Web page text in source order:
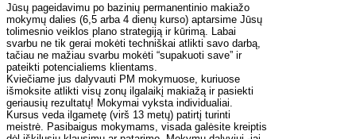
Jūsų pageidavimu po bazinių permanentinio makiažo
mokymų dalies (6,5 arba 4 dienų kurso) aptarsime Jūsų
tolimesnio veiklos plano strategiją ir kūrimą.
Labai
svarbu ne tik gerai mokėti techniškai atlikti savo darbą,
tačiau ne mažiau svarbu mokėti “supakuoti save” ir
pateikti potencialiems klientams.
Kviečiame jus dalyvauti PM mokymuose, kuriuose
išmoksite atlikti visų zonų ilgalaikį makiažą ir pasiekti
geriausių rezultatų! Mokymai vyksta individualiai.
Kursus veda ilgametę (virš 13 metų) patirtį turinti
meistrė. Pasibaigus mokymams, visada galėsite kreiptis